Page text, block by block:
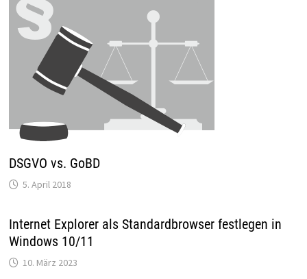
DSGVO vs. GoBD
5. April 2018
Internet Explorer als Standardbrowser festlegen in
Windows 10/11
10. März 2023